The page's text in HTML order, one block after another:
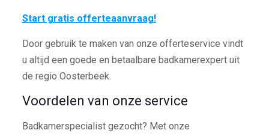
Start gratis offerteaanvraag!
Door gebruik te maken van onze offerteservice vindt
u altijd een goede en betaalbare badkamerexpert uit
de regio Oosterbeek.
Voordelen van onze service
Badkamerspecialist gezocht? Met onze